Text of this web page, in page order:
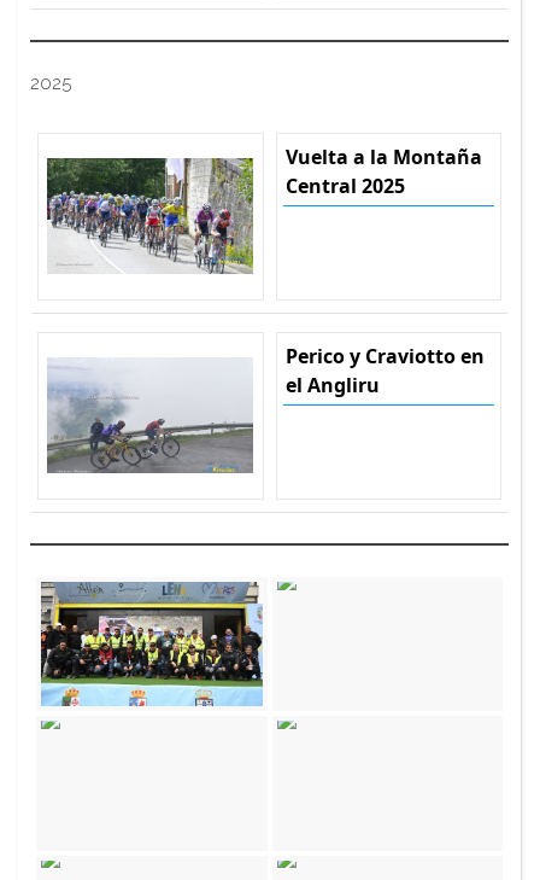
2025
Vuelta a la Montaña
Central 2025
Perico y Craviotto en
el Angliru